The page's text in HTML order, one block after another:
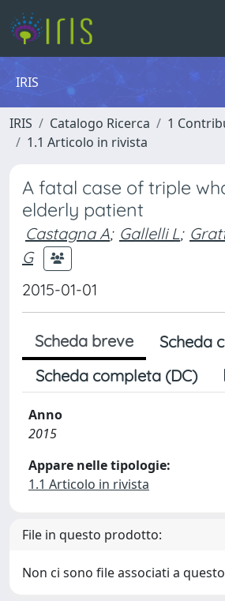
IRIS
IRIS Catalogo Ricerca
1
1.1 Articolo in rivista
A fatal case of triple
elderly patient
Castagna A; Gallelli L;
G
2015-01-01
Scheda breve
Scheda
Scheda completa (DC)
Anno
2015
Appare nelle tipologie:
1.1 Articolo in rivista
File in questo prodotto:
Non ci sono file associati a